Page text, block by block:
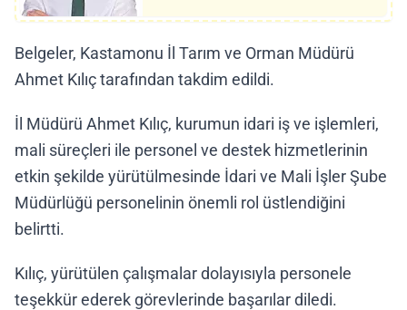
Belgeler, Kastamonu İl Tarım ve Orman Müdürü
Ahmet Kılıç tarafından takdim edildi.
İl Müdürü Ahmet Kılıç, kurumun idari iş ve işlemleri,
mali süreçleri ile personel ve destek hizmetlerinin
etkin şekilde yürütülmesinde İdari ve Mali İşler Şube
Müdürlüğü personelinin önemli rol üstlendiğini
belirtti.
Kılıç, yürütülen çalışmalar dolayısıyla personele
teşekkür ederek görevlerinde başarılar diledi.